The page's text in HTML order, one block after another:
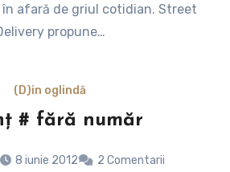
afară de griul cotidian. Street
propune…
(D)in oglindă
# fără număr
8 iunie 2012 2 Comentarii